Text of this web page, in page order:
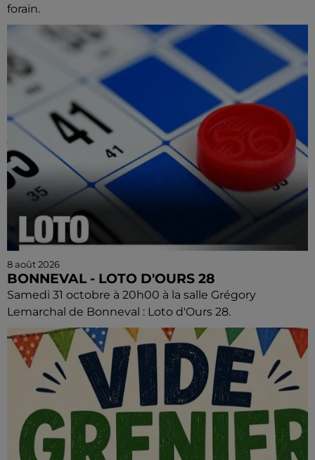
forain.
8 août 2026
BONNEVAL - LOTO D'OURS 28
Samedi 31 octobre à 20h00 à la salle Grégory
Lemarchal de Bonneval : Loto d'Ours 28.